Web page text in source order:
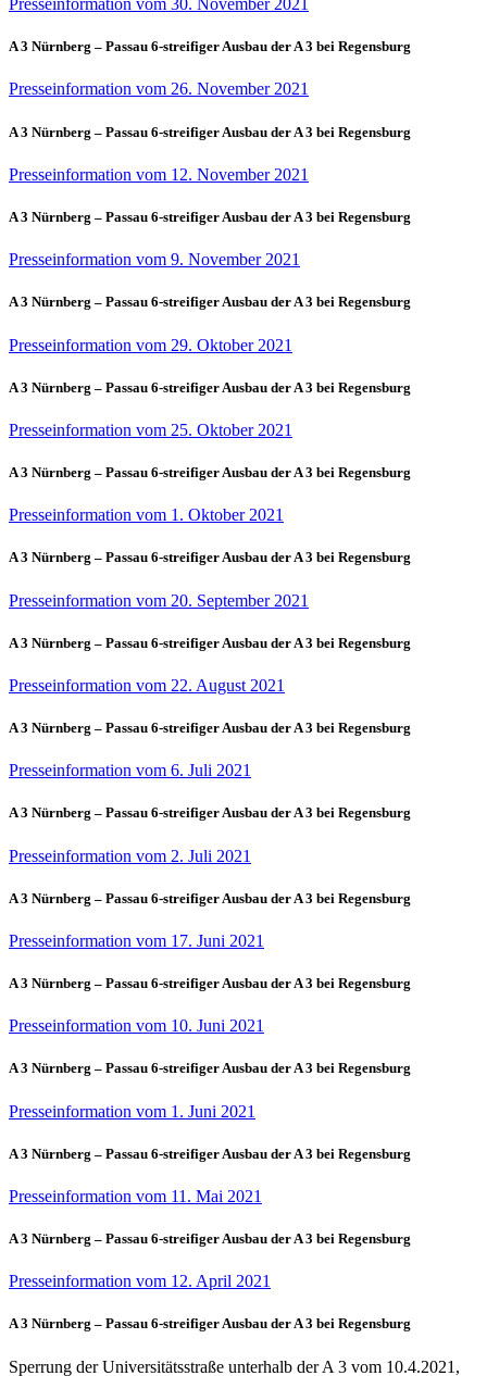
Presseinformation vom 30. November 2021
A 3 Nürnberg – Passau 6-streifiger Ausbau der A 3 bei Regensburg
Presseinformation vom 26. November 2021
A 3 Nürnberg – Passau 6-streifiger Ausbau der A 3 bei Regensburg
Presseinformation vom 12. November 2021
A 3 Nürnberg – Passau 6-streifiger Ausbau der A 3 bei Regensburg
Presseinformation vom 9. November 2021
A 3 Nürnberg – Passau 6-streifiger Ausbau der A 3 bei Regensburg
Presseinformation vom 29. Oktober 2021
A 3 Nürnberg – Passau 6-streifiger Ausbau der A 3 bei Regensburg
Presseinformation vom 25. Oktober 2021
A 3 Nürnberg – Passau 6-streifiger Ausbau der A 3 bei Regensburg
Presseinformation vom 1. Oktober 2021
A 3 Nürnberg – Passau 6-streifiger Ausbau der A 3 bei Regensburg
Presseinformation vom 20. September 2021
A 3 Nürnberg – Passau 6-streifiger Ausbau der A 3 bei Regensburg
Presseinformation vom 22. August 2021
A 3 Nürnberg – Passau 6-streifiger Ausbau der A 3 bei Regensburg
Presseinformation vom 6. Juli 2021
A 3 Nürnberg – Passau 6-streifiger Ausbau der A 3 bei Regensburg
Presseinformation vom 2. Juli 2021
A 3 Nürnberg – Passau 6-streifiger Ausbau der A 3 bei Regensburg
Presseinformation vom 17. Juni 2021
A 3 Nürnberg – Passau 6-streifiger Ausbau der A 3 bei Regensburg
Presseinformation vom 10. Juni 2021
A 3 Nürnberg – Passau 6-streifiger Ausbau der A 3 bei Regensburg
Presseinformation vom 1. Juni 2021
A 3 Nürnberg – Passau 6-streifiger Ausbau der A 3 bei Regensburg
Presseinformation vom 11. Mai 2021
A 3 Nürnberg – Passau 6-streifiger Ausbau der A 3 bei Regensburg
Presseinformation vom 12. April 2021
A 3 Nürnberg – Passau 6-streifiger Ausbau der A 3 bei Regensburg
Sperrung der Universitätsstraße unterhalb der A 3 vom 10.4.2021,